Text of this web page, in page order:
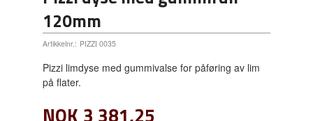
120mm
Artikkelnr.: PIZZI 0035
Pizzi limdyse med gummivalse for påføring av lim
på flater.
NOK 3 381,25